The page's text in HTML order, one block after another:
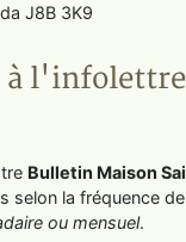
J8B 3K9
à l'infolettre
Bulletin Maison
selon la fréquence
ou mensuel.